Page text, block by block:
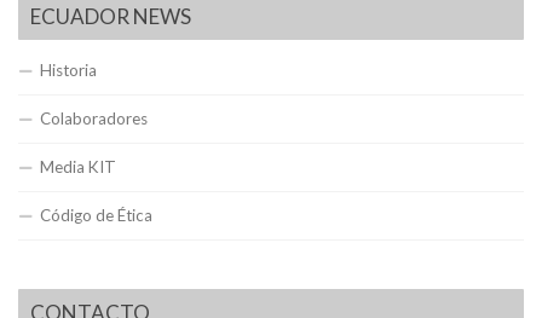
ECUADOR NEWS
Historia
Colaboradores
Media KIT
Código de Ética
CONTACTO